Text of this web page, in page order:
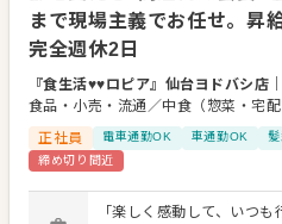
まで現場主義でお任せ。昇
完全週休2日
『食生活♥♥ロピア』仙台ヨドバシ店
食品・小売・流通／中食（惣菜・宅配
正社員
電車通勤OK 車通勤OK 髪
締め切り間近
「楽しく感動して、いつ